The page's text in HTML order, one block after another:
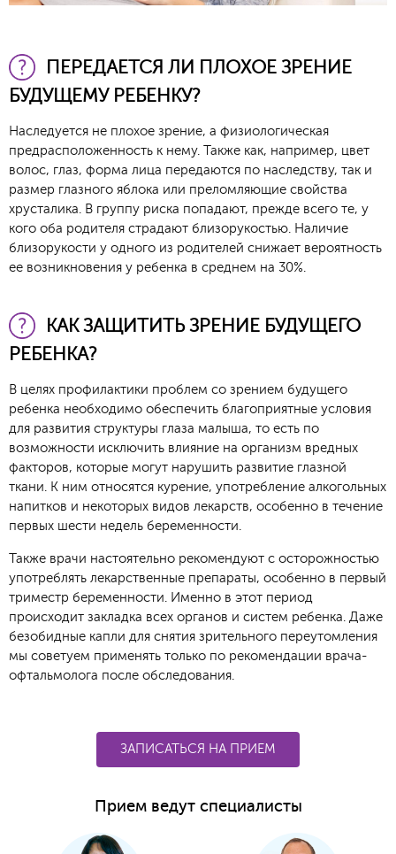
ПЕРЕДАЕТСЯ ЛИ ПЛОХОЕ ЗРЕНИЕ
БУДУЩЕМУ РЕБЕНКУ?
Наследуется не плохое зрение, а физиологическая
предрасположенность к нему. Также как, например, цвет
волос, глаз, форма лица передаются по наследству, так и
размер глазного яблока или преломляющие свойства
хрусталика. В группу риска попадают, прежде всего те, у
кого оба родителя страдают близорукостью. Наличие
близорукости у одного из родителей снижает вероятность
ее возникновения у ребенка в среднем на 30%.
КАК ЗАЩИТИТЬ ЗРЕНИЕ БУДУЩЕГО
РЕБЕНКА?
В целях профилактики проблем со зрением будущего
ребенка необходимо обеспечить благоприятные условия
для развития структуры глаза малыша, то есть по
возможности исключить влияние на организм вредных
факторов, которые могут нарушить развитие глазной
ткани. К ним относятся курение, употребление алкогольных
напитков и некоторых видов лекарств, особенно в течение
первых шести недель беременности.
Также врачи настоятельно рекомендуют с осторожностью
употреблять лекарственные препараты, особенно в первый
триместр беременности. Именно в этот период
происходит закладка всех органов и систем ребенка. Даже
безобидные капли для снятия зрительного переутомления
мы советуем применять только по рекомендации врача-
офтальмолога после обследования.
ЗАПИСАТЬСЯ НА ПРИЕМ
Прием ведут специалисты